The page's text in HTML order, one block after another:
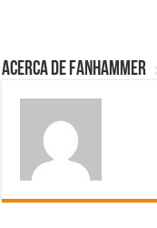
Acerca de fanhammer